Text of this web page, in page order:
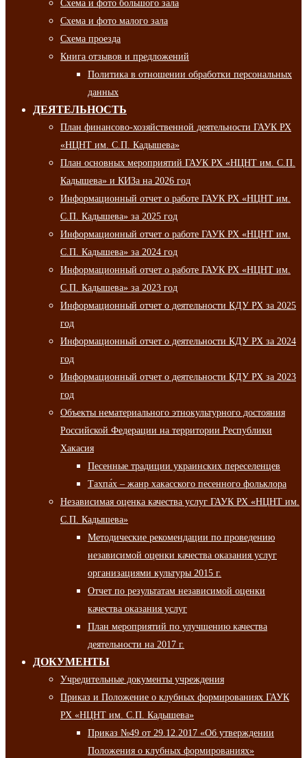
Схема и фото большого зала
Схема и фото малого зала
Схема проезда
Книга отзывов и предложений
Политика в отношении обработки персональных
данных
ДЕЯТЕЛЬНОСТЬ
План финансово-хозяйственной деятельности ГАУК РХ
«НЦНТ им. С.П. Кадышева»
План основных мероприятий ГАУК РХ «НЦНТ им. С.П.
Кадышева» и КИЗа на 2026 год
Информационный отчет о работе ГАУК РХ «НЦНТ им.
С.П. Кадышева» за 2025 год
Информационный отчет о работе ГАУК РХ «НЦНТ им.
С.П. Кадышева» за 2024 год
Информационный отчет о работе ГАУК РХ «НЦНТ им.
С.П. Кадышева» за 2023 год
Информационный отчет о деятельности КДУ РХ за 2025
год
Информационный отчет о деятельности КДУ РХ за 2024
год
Информационный отчет о деятельности КДУ РХ за 2023
год
Объекты нематериального этнокультурного достояния
Российской Федерации на территории Республики
Хакасия
Песенные традиции украинских переселенцев
Тахпа́х – жанр хакасского песенного фольклора
Независимая оценка качества услуг ГАУК РХ «НЦНТ им.
С.П. Кадышева»
Методические рекомендации по проведению
независимой оценки качества оказания услуг
организациями культуры 2015 г.
Отчет по результатам независимой оценки
качества оказания услуг
План мероприятий по улучшению качества
деятельности на 2017 г.
ДОКУМЕНТЫ
Учредительные документы учреждения
Приказ и Положение о клубных формированиях ГАУК
РХ «НЦНТ им. С.П. Кадышева»
Приказ №49 от 29.12.2017 «Об утверждении
Положения о клубных формированиях»